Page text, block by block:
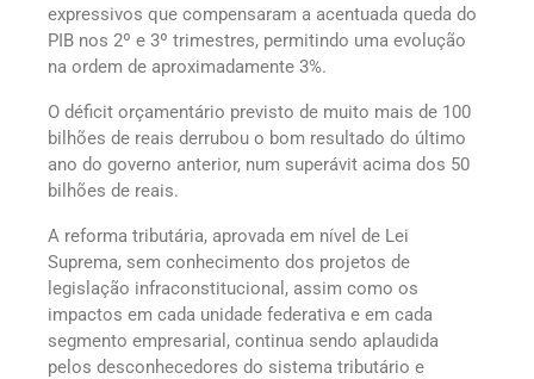
expressivos que compensaram a acentuada queda do
PIB nos 2º e 3º trimestres, permitindo uma evolução
na ordem de aproximadamente 3%.
O déficit orçamentário previsto de muito mais de 100
bilhões de reais derrubou o bom resultado do último
ano do governo anterior, num superávit acima dos 50
bilhões de reais.
A reforma tributária, aprovada em nível de Lei
Suprema, sem conhecimento dos projetos de
legislação infraconstitucional, assim como os
impactos em cada unidade federativa e em cada
segmento empresarial, continua sendo aplaudida
pelos desconhecedores do sistema tributário e